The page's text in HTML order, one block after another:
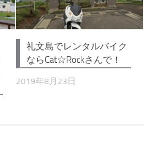
礼文島でレンタルバイク
ならCat☆Rockさんで！
2019年8月23日